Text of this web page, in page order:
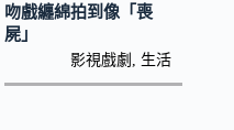
吻戲纏綿拍到像「喪
屍」
影視戲劇 生活